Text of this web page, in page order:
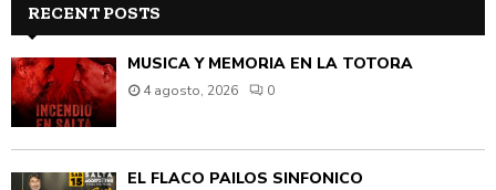
RECENT POSTS
MÚSICA Y MEMORIA EN LA TOTORA
4 agosto, 2026 0
EL FLACO PAILOS SINFÓNICO